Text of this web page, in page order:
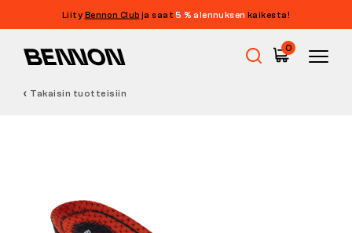
Liity Bennon Club ja saat 5 % alennuksen kaikesta!
0
Paljasjalkakengät
Takaisin tuotteisiin